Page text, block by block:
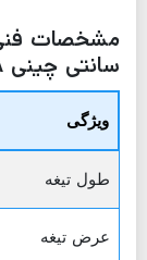
سانتی چینی ALESKA
ویژگی
طول تیغه
عرض تیغه